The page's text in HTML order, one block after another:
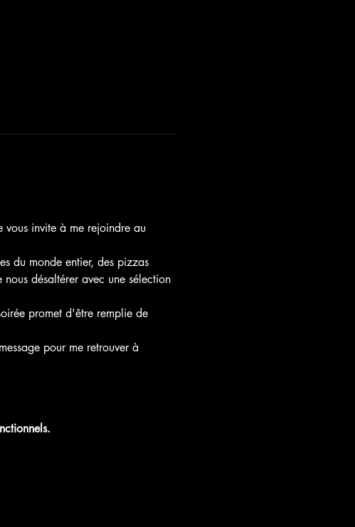
vous invite à me rejoindre au
du monde entier, des pizzas
désaltérer avec une sélection
promet d'être remplie de
pour me retrouver à